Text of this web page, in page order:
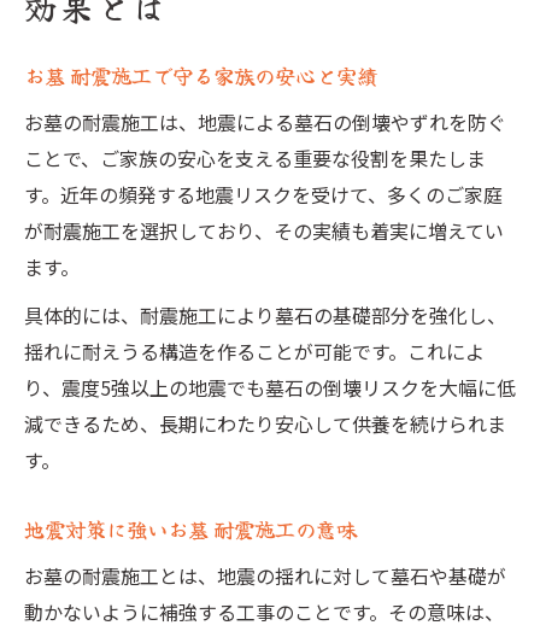
お墓 耐震施工の耐用年数を比較する
お墓 耐震施工の費用と維持費の現実
地震対策で選ぶお墓耐震施工の実力
お墓 耐震施工の実力と地震対策の進化
お墓の地震対策に最適な耐震施工とは
地震に強いお墓 耐震施工の選び方
お墓の耐震施工で安心な供養を実現
コンクリート施工の誤解と本当の利点
お墓 耐震施工で誤解されがちなコンクリー
ト
防草対策にもなるお墓のコンクリート施工
お墓 耐震施工で守る家族の安心と実績
お墓の耐震施工は、地震による墓石の倒壊やずれを防ぐ
ことで、ご家族の安心を支える重要な役割を果たしま
す。近年の頻発する地震リスクを受けて、多くのご家庭
が耐震施工を選択しており、その実績も着実に増えてい
ます。
具体的には、耐震施工により墓石の基礎部分を強化し、
揺れに耐えうる構造を作ることが可能です。これによ
り、震度5強以上の地震でも墓石の倒壊リスクを大幅に低
減できるため、長期にわたり安心して供養を続けられま
す。
地震対策に強いお墓 耐震施工の意味
お墓の耐震施工とは、地震の揺れに対して墓石や基礎が
動かないように補強する工事のことです。その意味は、